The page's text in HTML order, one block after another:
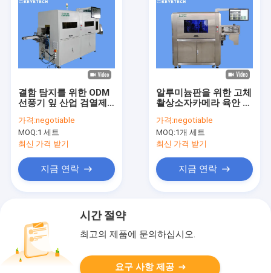
결함 탐지를 위한 ODM
선풍기 잎 산업 검열제
가격:negotiable
MOQ:1 세트
최신 가격 받기
지금 연락
알루미늄판을 위한 고체
촬상소자카메라 육안 검
지털 화상
가격:negotiable
MOQ:1개 세트
최신 가격 받기
지금 연락
시간 절약
최고의 제품에 문의하십시오.
요구 사항 제공